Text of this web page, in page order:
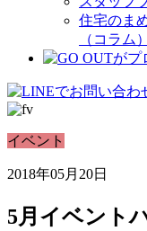
住宅のま
（コラム）
イベント
2018年05月20日
5月イベント